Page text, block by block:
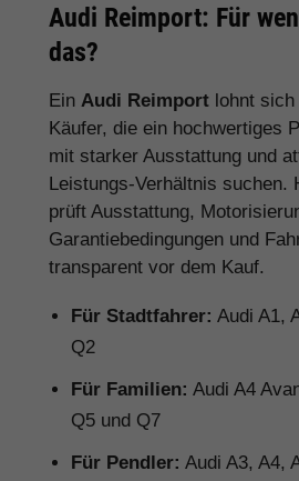
Audi Reimport: Für
das?
Ein Audi Reimport lohnt
Käufer, die ein hochwertiges
mit starker Ausstattung und
Leistungs-Verhältnis suchen.
prüft Ausstattung,
Garantiebedingungen und
transparent vor dem Kauf.
Für Stadtfahrer: Audi A1,
Q2
Für Familien: Audi A4
Q5 und Q7
Für Pendler: Audi A3, A4,